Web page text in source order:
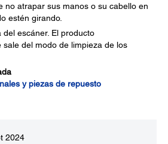
no atrapar sus manos o su cabello en
estén girando.
escáner. El producto
sale del modo de limpieza de los
y piezas de repuesto
2024